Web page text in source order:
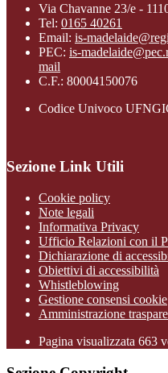
Via Chavanne 23/e -
Tel: 0165 40261
Email: is-
PEC: is-
mail
C.F.: 80004150076
Codice Univoco
Sezione Link Utili
Cookie policy
Note legali
Informativa Privacy
Ufficio Relazioni con il
Dichiarazione di
Obiettivi di accessibilità
Whistleblowing
Gestione consensi cookie
Amministrazione
Pagina visualizzata 663